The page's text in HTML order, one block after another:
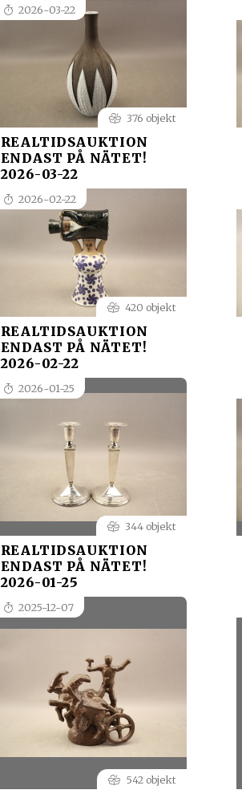
2026-03-22
376 objekt
REALTIDSAUKTION
ENDAST PÅ NÄTET!
2026-03-22
2026-02-22
420 objekt
REALTIDSAUKTION
ENDAST PÅ NÄTET!
2026-02-22
2026-01-25
344 objekt
REALTIDSAUKTION
ENDAST PÅ NÄTET!
2026-01-25
2025-12-07
542 objekt